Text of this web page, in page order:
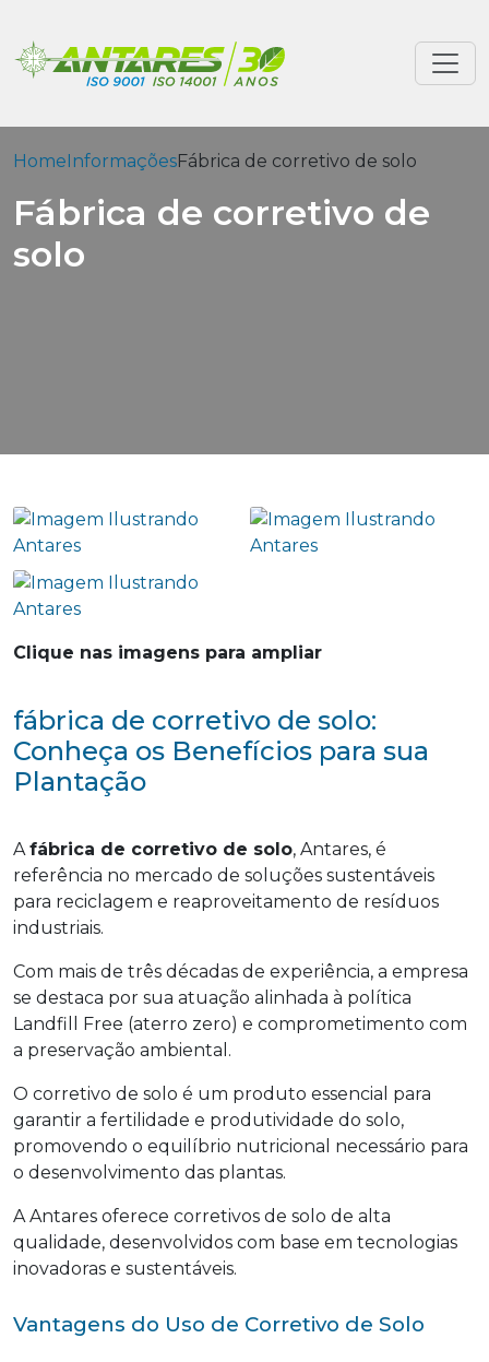
HomeInformaçõesFábrica de corretivo de solo
Fábrica de corretivo de
solo
Clique nas imagens para ampliar
fábrica de corretivo de solo:
Conheça os Benefícios para sua
Plantação
Afábrica de corretivo de solo, Antares, é
referência no mercado de soluções sustentáveis
para reciclagem e reaproveitamento de resíduos
industriais.
Com mais de três décadas de experiência, a empresa
se destaca por sua atuação alinhada à política
Landfill Free (aterro zero) e comprometimento com
a preservação ambiental.
O corretivo de solo é um produto essencial para
garantir a fertilidade e produtividade do solo,
promovendo o equilíbrio nutricional necessário para
o desenvolvimento das plantas.
A Antares oferece corretivos de solo de alta
qualidade, desenvolvidos com base em tecnologias
inovadoras e sustentáveis.
Vantagens do Uso de Corretivo de Solo